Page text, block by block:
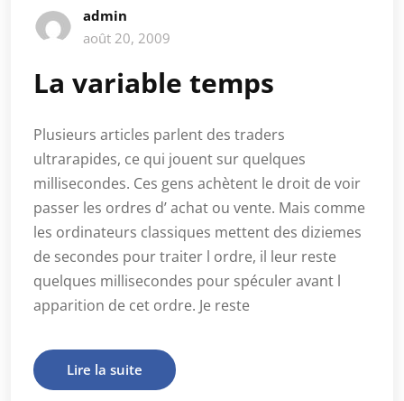
admin
août 20, 2009
La variable temps
Plusieurs articles parlent des traders
ultrarapides, ce qui jouent sur quelques
millisecondes. Ces gens achètent le droit de voir
passer les ordres d’ achat ou vente. Mais comme
les ordinateurs classiques mettent des diziemes
de secondes pour traiter l ordre, il leur reste
quelques millisecondes pour spéculer avant l
apparition de cet ordre. Je reste
Lire la suite